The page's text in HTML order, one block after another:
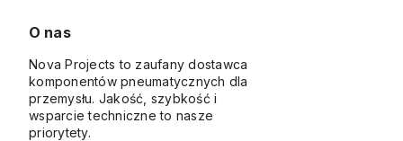
O nas
Nova Projects to zaufany dostawca
komponentów pneumatycznych dla
przemysłu. Jakość, szybkość i
wsparcie techniczne to nasze
priorytety.